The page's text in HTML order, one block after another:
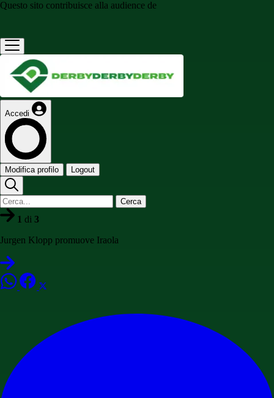
Questo sito contribuisce alla audience de
Accedi
Modifica profilo Logout
Cerca
1 di 3
Jurgen Klopp promuove Iraola